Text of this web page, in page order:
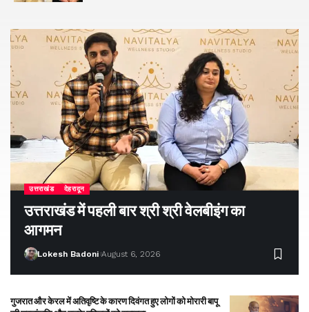
उत्तराखंड देहरादून
उत्तराखंड में पहली बार श्री श्री वेलबीइंग का
आगमन
Lokesh Badoni August 6, 2026
गुजरात और केरल में अतिवृष्टि के कारण दिवंगत हुए लोगों को मोरारी बापू